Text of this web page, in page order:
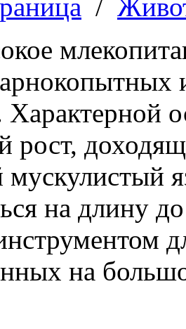
/
Характерной
рост,
на длину
на